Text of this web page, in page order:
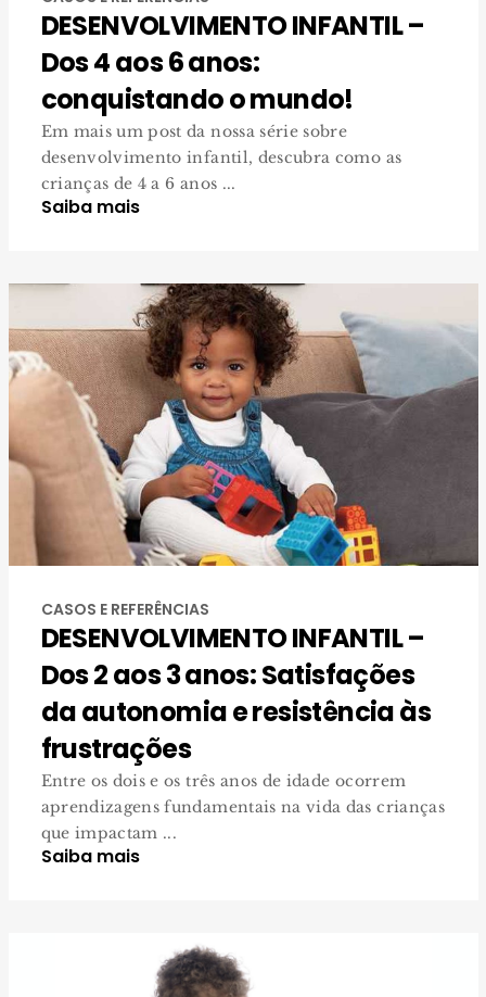
DESENVOLVIMENTO INFANTIL –
Dos 4 aos 6 anos:
conquistando o mundo!
Em mais um post da nossa série sobre
desenvolvimento infantil, descubra como as
crianças de 4 a 6 anos ...
Saiba mais
CASOS E REFERÊNCIAS
DESENVOLVIMENTO INFANTIL –
Dos 2 aos 3 anos: Satisfações
da autonomia e resistência às
frustrações
Entre os dois e os três anos de idade ocorrem
aprendizagens fundamentais na vida das crianças
que impactam ...
Saiba mais